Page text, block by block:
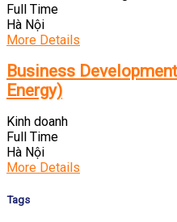
Full Time
Hà Nội
More Details
Business
Energy)
Kinh doanh
Full Time
Hà Nội
More Details
Tags